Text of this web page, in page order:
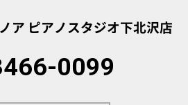
ア ピアノスタジオ下北沢店
0099